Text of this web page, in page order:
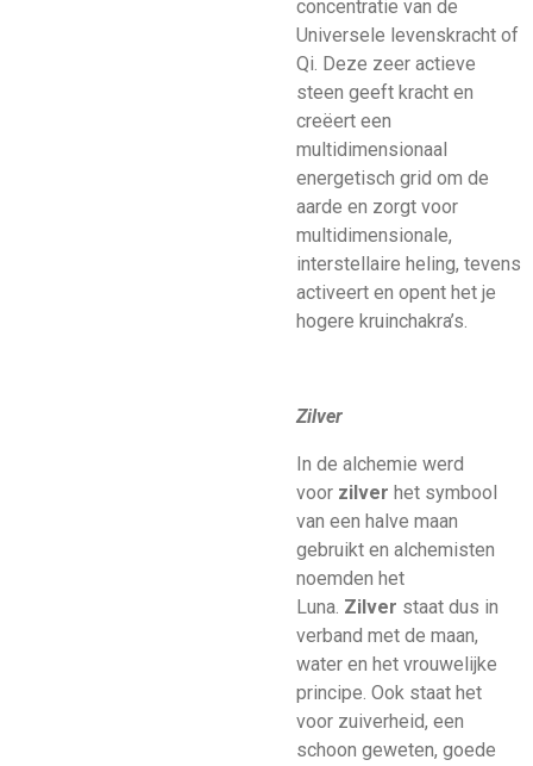
concentratie van de
Universele levenskracht of
Qi. Deze zeer actieve
steen geeft kracht en
creëert een
multidimensionaal
energetisch grid om de
aarde en zorgt voor
multidimensionale,
interstellaire heling, tevens
activeert en opent het je
hogere kruinchakra’s.
Zilver
In de alchemie werd
voor zilver het symbool
van een halve maan
gebruikt en alchemisten
noemden het
Luna. Zilver staat dus in
verband met de maan,
water en het vrouwelijke
principe. Ook staat het
voor zuiverheid, een
schoon geweten, goede